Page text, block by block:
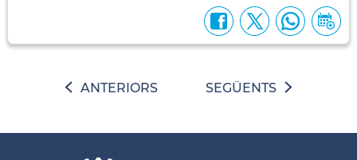
ANTERIORS SEGÜENTS